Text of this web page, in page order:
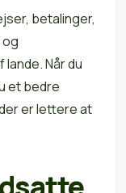
betalinger,
Når du
et bedre
er lettere at